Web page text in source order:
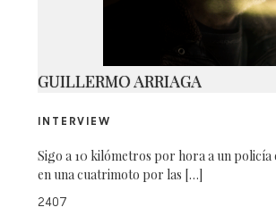
IMG_1885
GUILLERMO ARRIAGA
INTERVIEW
Sigo a 10 kilómetros por hora a un policía
en una cuatrimoto por las […]
2407